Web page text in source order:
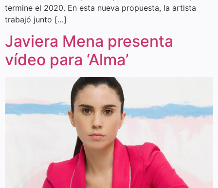
termine el 2020. En esta nueva propuesta, la artista
trabajó junto […]
Javiera Mena presenta
vídeo para ‘Alma’